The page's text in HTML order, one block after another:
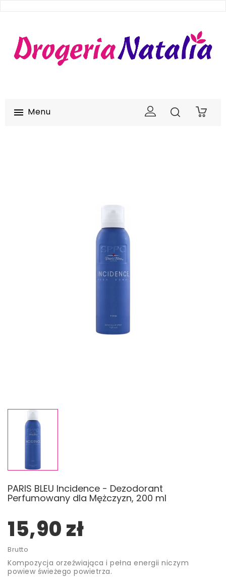
 Menu 0
PARIS BLEU Incidence - Dezodorant
Perfumowany dla Mężczyzn, 200 ml
15,90 zł
Brutto
Kompozycja orzeźwiająca i pełna energii niczym
powiew świeżego powietrza.